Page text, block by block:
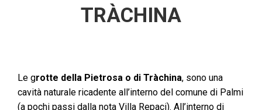
TRÀCHINA
Le grotte della Pietrosa o di Tràchina, sono una
cavità naturale ricadente all’interno del comune di Palmi
(a pochi passi dalla nota Villa Repaci). All’interno di